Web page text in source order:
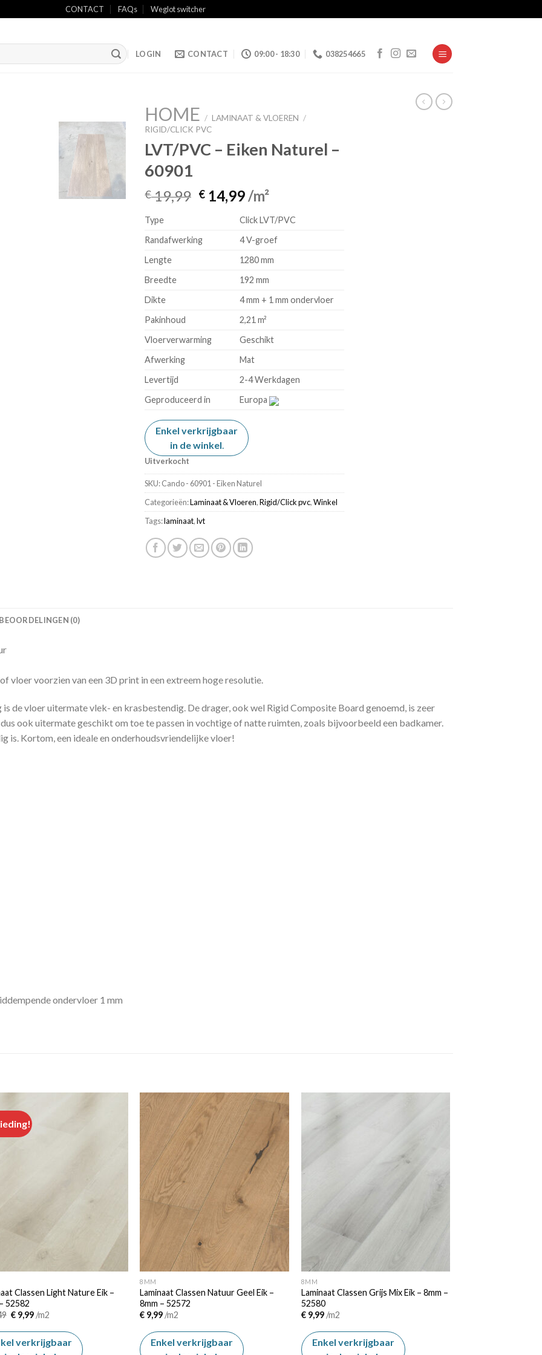
CONTACT FAQs Weglot switcher
LOGIN CONTACT 09:00 - 18:30 038254665
Add to
wishlist
HOME / LAMINAAT & VLOEREN /
RIGID/CLICK PVC
LVT/PVC – Eiken Naturel –
60901
€19,99 Oorspronkelijke
prijs
€ 19,99.
€ 14,99Huidige
is:
€ 14,99.
/m²
Type
Click LVT/PVC
Randafwerking
4 V-groef
Lengte
1280 mm
Breedte
192 mm
Dikte
4 mm + 1 mm ondervloer
Pakinhoud
2,21 m²
Vloerverwarming
Geschikt
Afwerking
Mat
Levertijd
2-4 Werkdagen
Geproduceerd in
Europa
Enkel verkrijgbaar
in de winkel.
Uitverkocht
SKU:Cando - 60901 - Eiken Naturel
Categorieën:Laminaat & Vloeren,Rigid/Click pvc,Winkel
Tags:laminaat,lvt
BEOORDELINGEN (0)
vloer voorzien van een 3D print in een extreem hoge resolutie.
de vloer uitermate vlek- en krasbestendig. De drager, ook wel Rigid Composite Board genoemd, is zeer
ook uitermate geschikt om toe te passen in vochtige of natte ruimten, zoals bijvoorbeeld een badkamer.
is. Kortom, een ideale en onderhoudsvriendelijke vloer!
ondervloer 1 mm
Classen Light Nature Eik –
52582
Oorspronkelijke
prijs
was:
€ 11,49.
€ 9,99Huidige
is:
€ 9,99.
/m2
verkrijgbaar
Add to
wishlist
8MM
Laminaat Classen Natuur Geel Eik –
8mm – 52572
€ 9,99 /m2
Enkel verkrijgbaar
8MM
Laminaat Classen Grijs Mix Eik – 8mm –
52580
€9,99/m2
Enkel verkrijgbaar